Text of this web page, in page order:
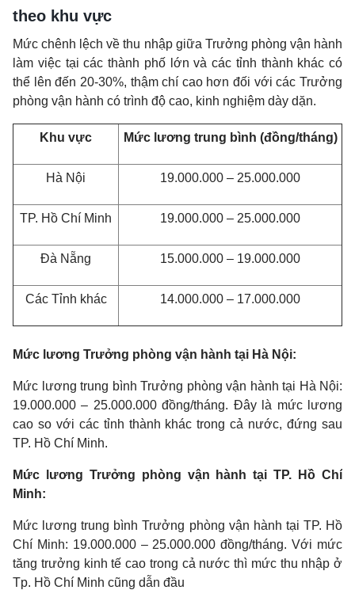
theo khu vực
Mức chênh lệch về thu nhập giữa Trưởng phòng vận hành
làm việc tại các thành phố lớn và các tỉnh thành khác có
thể lên đến 20-30%, thậm chí cao hơn đối với các Trưởng
phòng vận hành có trình độ cao, kinh nghiệm dày dặn.
Khu vực Mức lương trung bình (đồng/tháng)
Hà Nội 19.000.000 – 25.000.000
TP. Hồ Chí Minh 19.000.000 – 25.000.000
Đà Nẵng 15.000.000 – 19.000.000
Các Tỉnh khác 14.000.000 – 17.000.000
Mức lương Trưởng phòng vận hành tại Hà Nội:
Mức lương trung bình Trưởng phòng vận hành tại Hà Nội:
19.000.000 – 25.000.000 đồng/tháng. Đây là mức lương
cao so với các tỉnh thành khác trong cả nước, đứng sau
TP. Hồ Chí Minh.
Mức lương Trưởng phòng vận hành tại TP. Hồ Chí
Minh:
Mức lương trung bìnhTrưởng phòng vận hành tại TP. Hồ
Chí Minh: 19.000.000 – 25.000.000 đồng/tháng. Với mức
tăng trưởng kinh tế cao trong cả nước thì mức thu nhập ở
Tp. Hồ Chí Minh cũng dẫn đầu